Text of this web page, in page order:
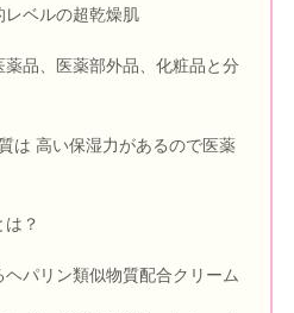
レベルの超乾燥肌
品、医薬部外品、化粧品と分
は 高い保湿力があるので医薬
は？
パリン類似物質配合クリーム